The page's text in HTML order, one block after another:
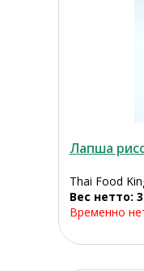
Лапша
Thai Food
Вес нетто:
Временно